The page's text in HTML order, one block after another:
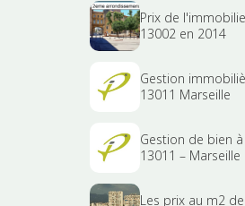
Prix de
13002 en 2014
Gestion
13011 Marseille
Gestion de bien à
13011 – Marseille
Les prix au m2